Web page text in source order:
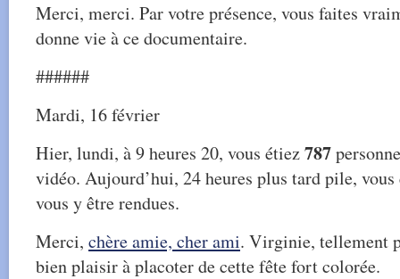
Merci, merci. Par votre présence, vous faites
donne vie à ce documentaire.
######
Mardi, 16 février
Hier, lundi, à 9 heures 20, vous étiez787
vidéo. Aujourd’hui, 24 heures plus tard pile,
vous y être rendues.
Merci, chère amie, cher ami. Virginie, tellement
bien plaisir à placoter de cette fête fort colorée.